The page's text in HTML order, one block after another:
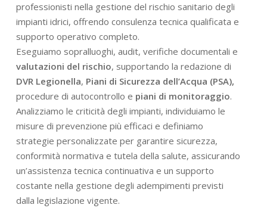
professionisti nella gestione del rischio sanitario degli
impianti idrici, offrendo consulenza tecnica qualificata e
supporto operativo completo.
Eseguiamo sopralluoghi, audit, verifiche documentali e
valutazioni del rischio, supportando la redazione di
DVR Legionella, Piani di Sicurezza dell’Acqua (PSA),
procedure di autocontrollo e piani di monitoraggio.
Analizziamo le criticità degli impianti, individuiamo le
misure di prevenzione più efficaci e definiamo
strategie personalizzate per garantire sicurezza,
conformità normativa e tutela della salute, assicurando
un’assistenza tecnica continuativa e un supporto
costante nella gestione degli adempimenti previsti
dalla legislazione vigente.